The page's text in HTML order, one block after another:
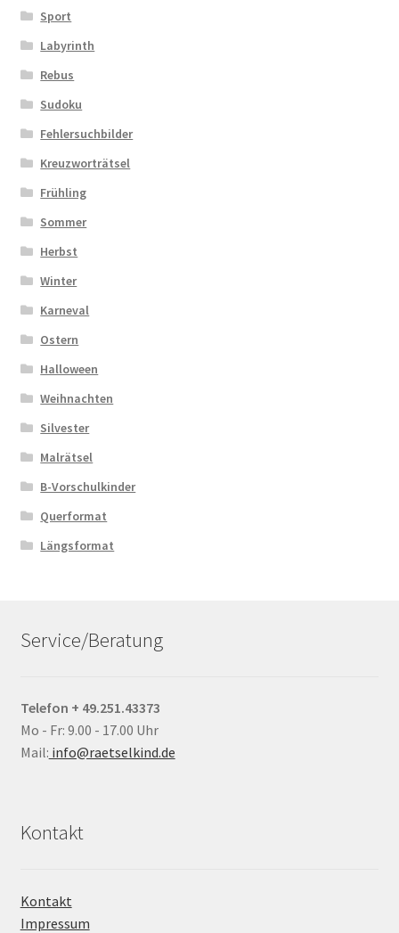
Sport
Labyrinth
Rebus
Sudoku
Fehlersuchbilder
Kreuzworträtsel
Frühling
Sommer
Herbst
Winter
Karneval
Ostern
Halloween
Weihnachten
Silvester
Malrätsel
B-Vorschulkinder
Querformat
Längsformat
Service/Beratung
Telefon + 49.251.43373
Mo - Fr: 9.00 - 17.00 Uhr
Mail: info@raetselkind.de
Kontakt
Kontakt
Impressum